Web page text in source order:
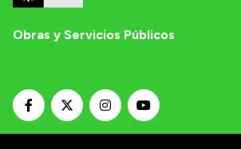
Obras y Servicios Públicos